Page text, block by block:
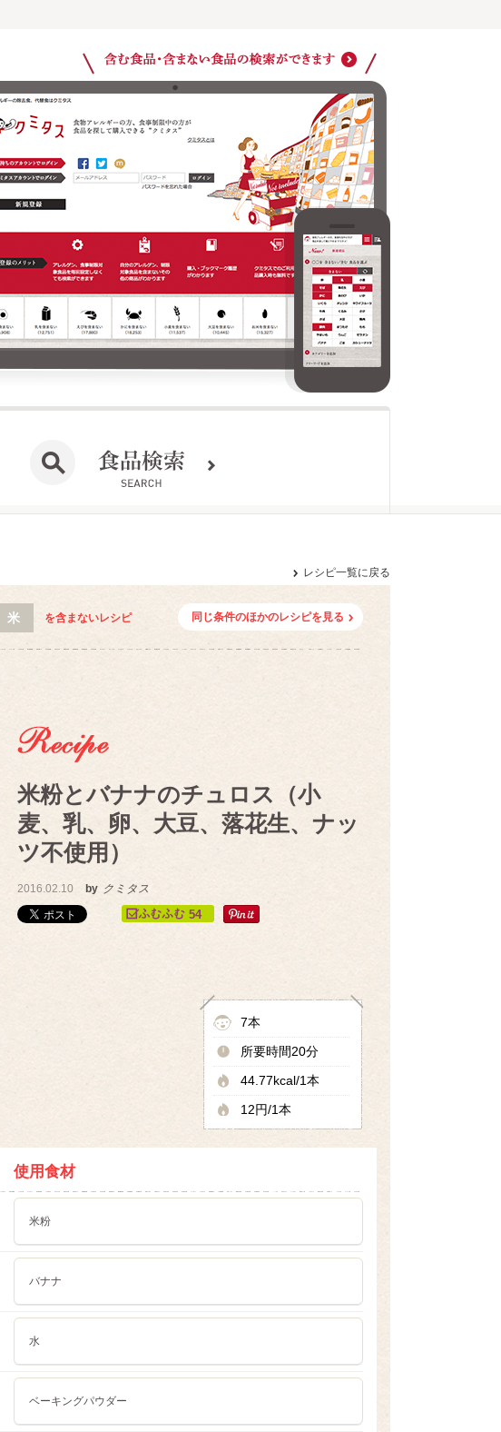
購入・ブックマーク履歴がわかります
レシピ一覧に戻る
米 を含まないレシピ 同じ条件のほかのレシピを見る
米粉とバナナのチュロス（小
麦、乳、卵、大豆、落花生、ナッ
ツ不使用）
2016.02.10 by クミタス
54
7本
所要時間20分
44.77kcal/1本
12円/1本
使用食材
米粉
バナナ
水
ベーキングパウダー